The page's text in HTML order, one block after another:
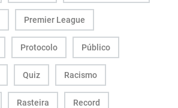
Premier League
Protocolo Público
Quiz Racismo
Rasteira Record